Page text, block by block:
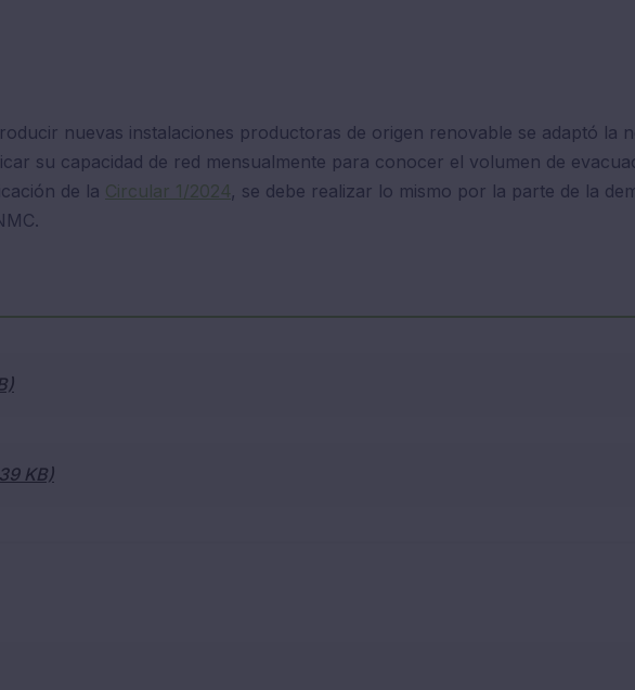
nuevas instalaciones productoras de origen renovable se adaptó la
su capacidad de red mensualmente para conocer el volumen de
de la Circular 1/2024, se debe realizar lo mismo por la parte de la
KB)